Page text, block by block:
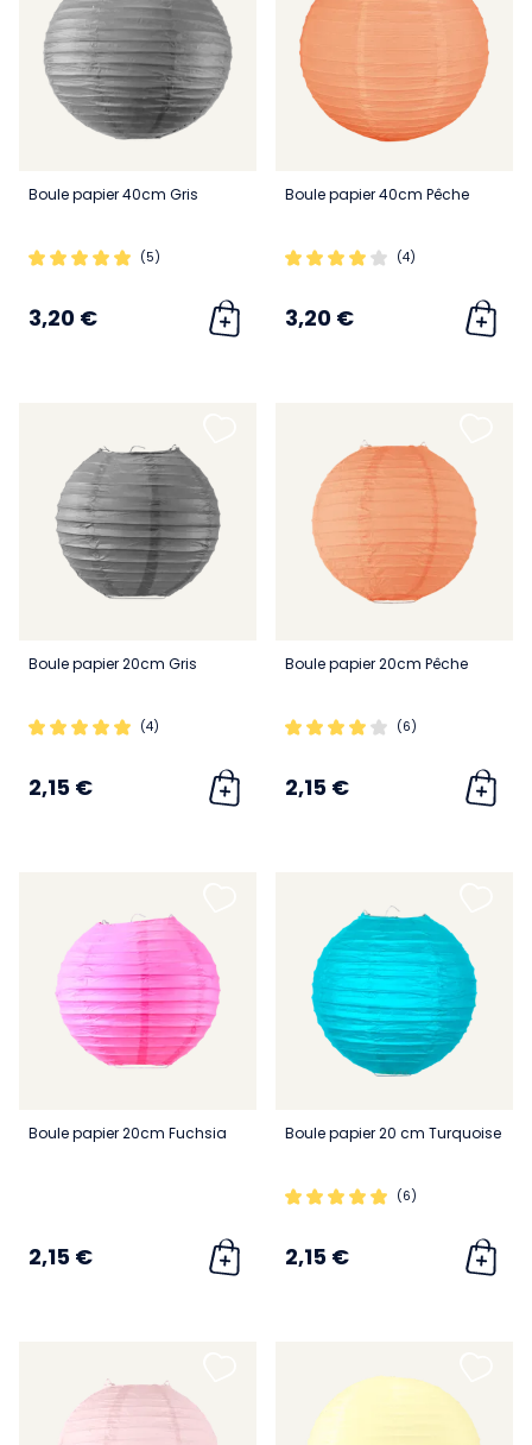
Boule papier 40cm Gris
(5)
3,20 €
Boule papier 40cm Pêche
(4)
3,20 €
Boule papier 20cm Gris
(4)
2,15 €
Boule papier 20cm Pêche
(6)
2,15 €
Boule papier 20cm Fuchsia
2,15 €
Boule papier 20 cm Turquoise
(6)
2,15 €